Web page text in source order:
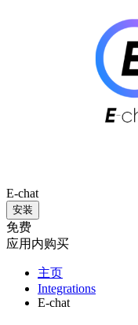
E-chat
安装
免费
应用内购买
主页
Integrations
E-chat